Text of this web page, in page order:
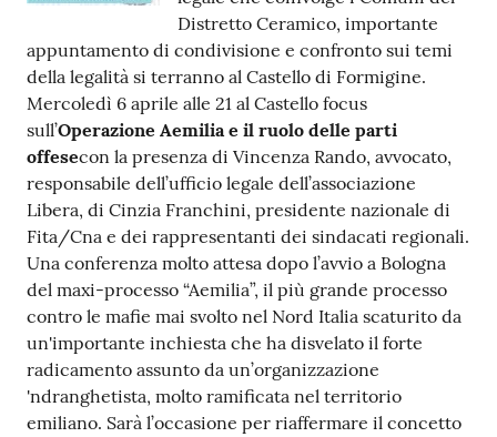
argomenti...
Seguici
su
Distretto Ceramico, importante
appuntamento di condivisione e confronto sui temi
della legalità si terranno al Castello di Formigine.
Mercoledì 6 aprile alle 21 al Castello focus
sull’Operazione Aemilia e il ruolo delle parti
offesecon la presenza di Vincenza Rando, avvocato,
responsabile dell’ufficio legale dell’associazione
Libera, di Cinzia Franchini, presidente nazionale di
Fita/Cna e dei rappresentanti dei sindacati regionali.
Una conferenza molto attesa dopo l’avvio a Bologna
del maxi-processo “Aemilia”, il più grande processo
contro le mafie mai svolto nel Nord Italia scaturito da
un'importante inchiesta che ha disvelato il forte
radicamento assunto da un’organizzazione
'ndranghetista, molto ramificata nel territorio
emiliano. Sarà l’occasione per riaffermare il concetto